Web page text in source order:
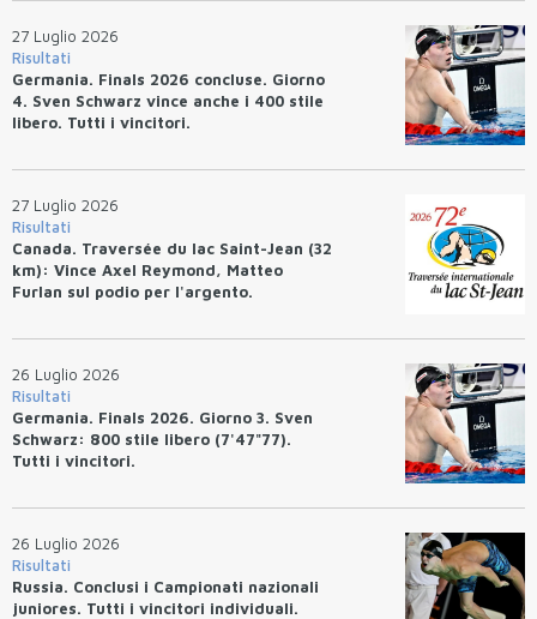
27 Luglio 2026
Risultati
Germania. Finals 2026 concluse. Giorno
4. Sven Schwarz vince anche i 400 stile
libero. Tutti i vincitori.
27 Luglio 2026
Risultati
Canada. Traversée du lac Saint-Jean (32
km): Vince Axel Reymond, Matteo
Furlan sul podio per l'argento.
26 Luglio 2026
Risultati
Germania. Finals 2026. Giorno 3. Sven
Schwarz: 800 stile libero (7'47"77).
Tutti i vincitori.
26 Luglio 2026
Risultati
Russia. Conclusi i Campionati nazionali
juniores. Tutti i vincitori individuali.